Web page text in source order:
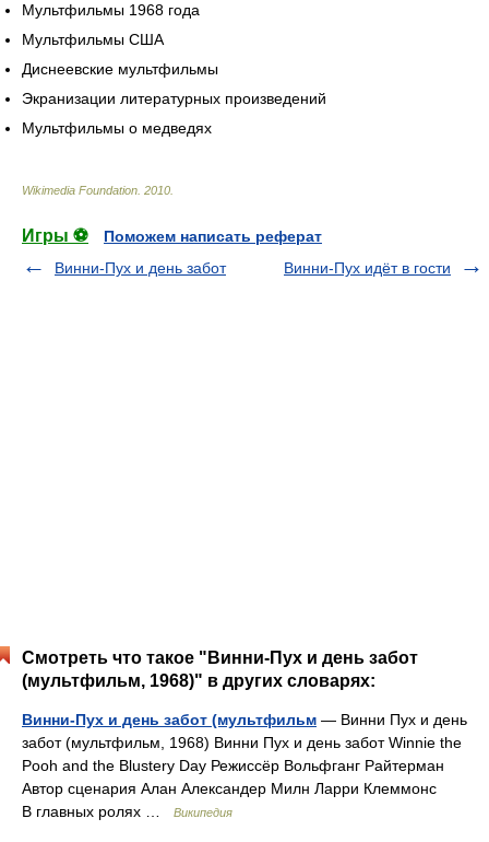
Мультфильмы 1968 года
Мультфильмы США
Диснеевские мультфильмы
Экранизации литературных произведений
Мультфильмы о медведях
Wikimedia Foundation 2010
Игры ⚽
Поможем написать реферат
Винни-Пух и день забот
Винни-Пух идёт в гости
Смотреть что такое "Винни-Пух и день забот
(мультфильм, 1968)" в других словарях:
Винни-Пух и день забот (мультфильм — Винни Пух и день
забот (мультфильм, 1968) Винни Пух и день забот Winnie the
Pooh and the Blustery Day Режиссёр Вольфганг Райтерман
Автор сценария Алан Александер Милн Ларри Клеммонс
В главных ролях …
Википедия